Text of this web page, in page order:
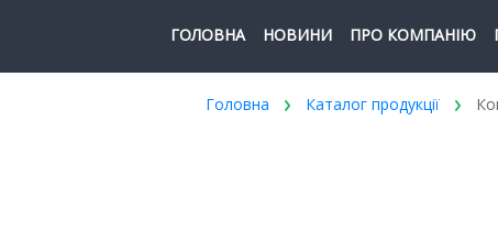
ГОЛОВНА НОВИНИ ПРО КОМПАНІЮ
Головна Каталог продукції